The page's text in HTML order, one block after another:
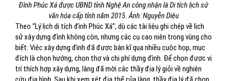
Đình Phúc Xá được UBND tỉnh Nghệ An công nhận là Di tích lịch sử
văn hóa cấp tỉnh năm 2015. Ảnh: Nguyễn Diệu
Theo “Lý lịch di tích đình Phúc Xá”, dù các tài liệu ghi chép về lịch
sử xây dựng đình không còn, nhưng các cụ cao niên trong vùng cho
biết: Việc xây dựng đình đã được bàn kĩ qua nhiều cuộc họp, mục
đích là chọn hướng, chọn thợ và chi phí dựng đình. Để chọn được vị
trí thích hợp xây dựng, làng đã mời các thầy địa lý giỏi về nghiên